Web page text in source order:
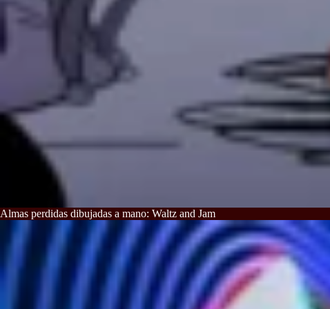
Almas perdidas dibujadas a mano: Waltz and Jam